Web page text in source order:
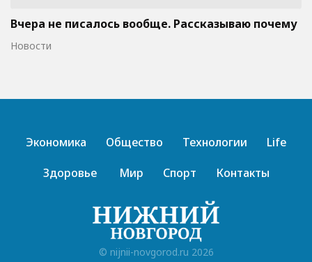
Вчера не писалось вообще. Рассказываю почему
Новости
Экономика Общество Технологии
Life
Здоровье
Мир Спорт Контакты
© nijnii-novgorod.ru 2026